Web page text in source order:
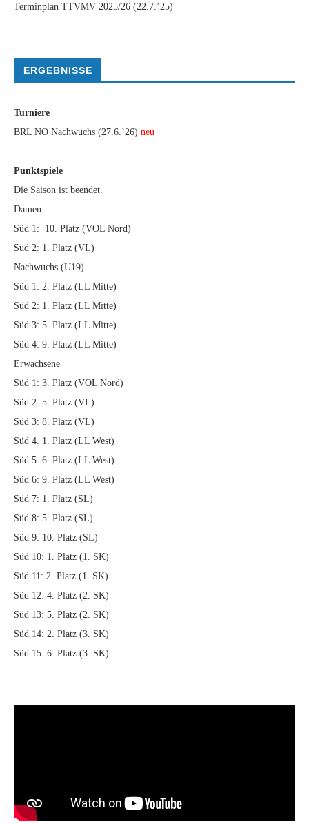
Terminplan TTVMV 2025/26 (22.7.’25)
ERGEBNISSE
Turniere
BRL NO Nachwuchs (27.6.’26) neu
—
Punktspiele
Die Saison ist beendet.
Damen
Süd 1: 10. Platz (VOL Nord)
Süd 2: 1. Platz (VL)
Nachwuchs (U19)
Süd 1: 2. Platz (LL Mitte)
Süd 2: 1. Platz (LL Mitte)
Süd 3: 5. Platz (LL Mitte)
Süd 4: 9. Platz (LL Mitte)
Erwachsene
Süd 1: 3. Platz (VOL Nord)
Süd 2: 5. Platz (VL)
Süd 3: 8. Platz (VL)
Süd 4. 1. Platz (LL West)
Süd 5: 6. Platz (LL West)
Süd 6: 9. Platz (LL West)
Süd 7: 1. Platz (SL)
Süd 8: 5. Platz (SL)
Süd 9: 10. Platz (SL)
Süd 10: 1. Platz (1. SK)
Süd 11: 2. Platz (1. SK)
Süd 12: 4. Platz (2. SK)
Süd 13: 5. Platz (2. SK)
Süd 14: 2. Platz (3. SK)
Süd 15: 6. Platz (3. SK)